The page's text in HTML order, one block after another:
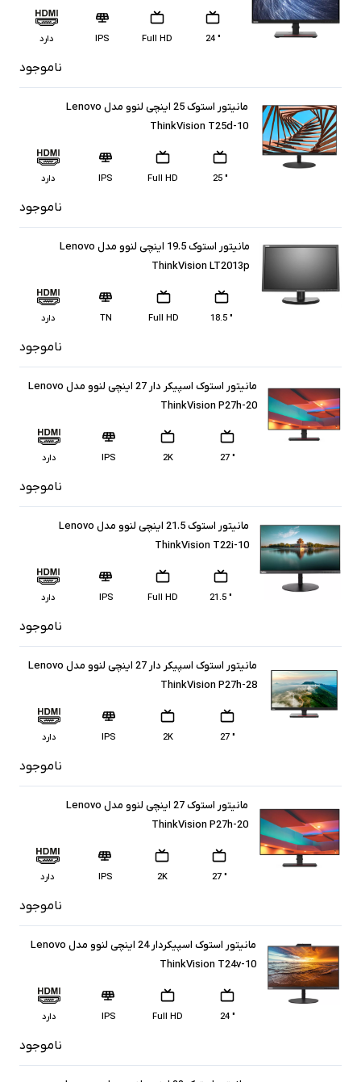
" 24
Full HD
IPS دارد
ناموجود
مانیتور استوک 25 اینچی لنوو مدل Lenovo
ThinkVision T25d-10
" 25
Full HD
IPS دارد
ناموجود
مانیتور استوک 19.5 اینچی لنوو مدل Lenovo
ThinkVision LT2013p
" 18.5
Full HD
TN دارد
ناموجود
مانیتور استوک اسپیکر دار 27 اینچی لنوو مدل Lenovo
ThinkVision P27h-20
" 27
2K
IPS دارد
ناموجود
مانیتور استوک 21.5 اینچی لنوو مدل Lenovo
ThinkVision T22i-10
" 21.5
Full HD
IPS دارد
ناموجود
مانیتور استوک اسپیکر دار 27 اینچی لنوو مدل Lenovo
ThinkVision P27h-28
" 27
2K
IPS دارد
ناموجود
مانیتور استوک 27 اینچی لنوو مدل Lenovo
ThinkVision P27h-20
" 27
2K
IPS دارد
ناموجود
مانیتور استوک اسپیکردار 24 اینچی لنوو مدل Lenovo
ThinkVision T24v-10
" 24
Full HD
IPS دارد
ناموجود